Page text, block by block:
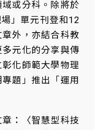
或分科。除將於
場」單元刊登和12
外，亦結合科教
元化的分享與傳
化師範大學物理
題」推出「運用
章：〈智慧型科技